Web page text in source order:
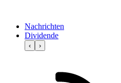
Nachrichten
Dividende
‹ ›